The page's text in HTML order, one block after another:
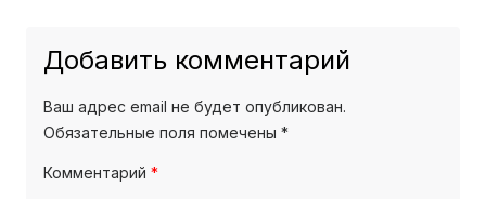
Добавить комментарий
Ваш адрес email не будет опубликован.
Обязательные поля помечены *
Комментарий *